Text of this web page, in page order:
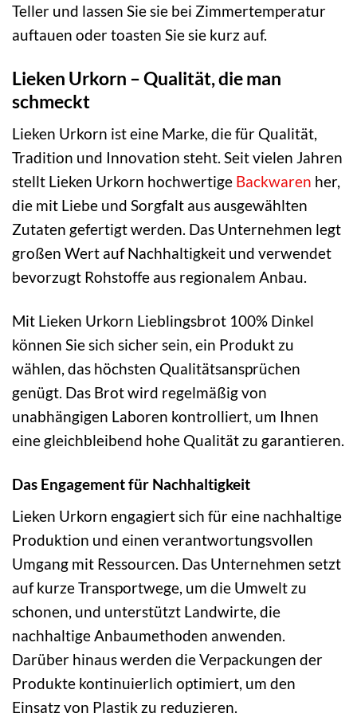
Teller und lassen Sie sie bei Zimmertemperatur
auftauen oder toasten Sie sie kurz auf.
Lieken Urkorn – Qualität, die man
schmeckt
Lieken Urkorn ist eine Marke, die für Qualität,
Tradition und Innovation steht. Seit vielen Jahren
stellt Lieken Urkorn hochwertige Backwaren her,
die mit Liebe und Sorgfalt aus ausgewählten
Zutaten gefertigt werden. Das Unternehmen legt
großen Wert auf Nachhaltigkeit und verwendet
bevorzugt Rohstoffe aus regionalem Anbau.
Mit Lieken Urkorn Lieblingsbrot 100% Dinkel
können Sie sich sicher sein, ein Produkt zu
wählen, das höchsten Qualitätsansprüchen
genügt. Das Brot wird regelmäßig von
unabhängigen Laboren kontrolliert, um Ihnen
eine gleichbleibend hohe Qualität zu garantieren.
Das Engagement für Nachhaltigkeit
Lieken Urkorn engagiert sich für eine nachhaltige
Produktion und einen verantwortungsvollen
Umgang mit Ressourcen. Das Unternehmen setzt
auf kurze Transportwege, um die Umwelt zu
schonen, und unterstützt Landwirte, die
nachhaltige Anbaumethoden anwenden.
Darüber hinaus werden die Verpackungen der
Produkte kontinuierlich optimiert, um den
Einsatz von Plastik zu reduzieren.